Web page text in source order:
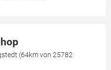
(64km von 25782